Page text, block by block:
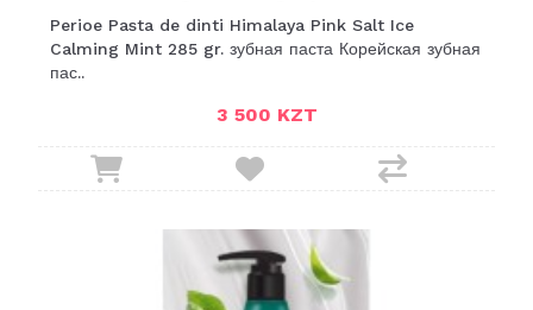
Perioe Pasta de dinti Himalaya Pink Salt Ice
Calming Mint 285 gr. зубная паста Корейская зубная
пас..
3 500 KZT